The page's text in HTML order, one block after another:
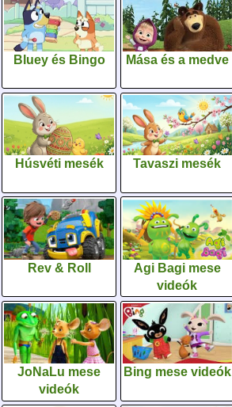
Bluey és Bingo Mása és a medve
Húsvéti mesék Tavaszi mesék
Rev & Roll
Agi Bagi mese
videók
JoNaLu mese
videók
Bing mese videók